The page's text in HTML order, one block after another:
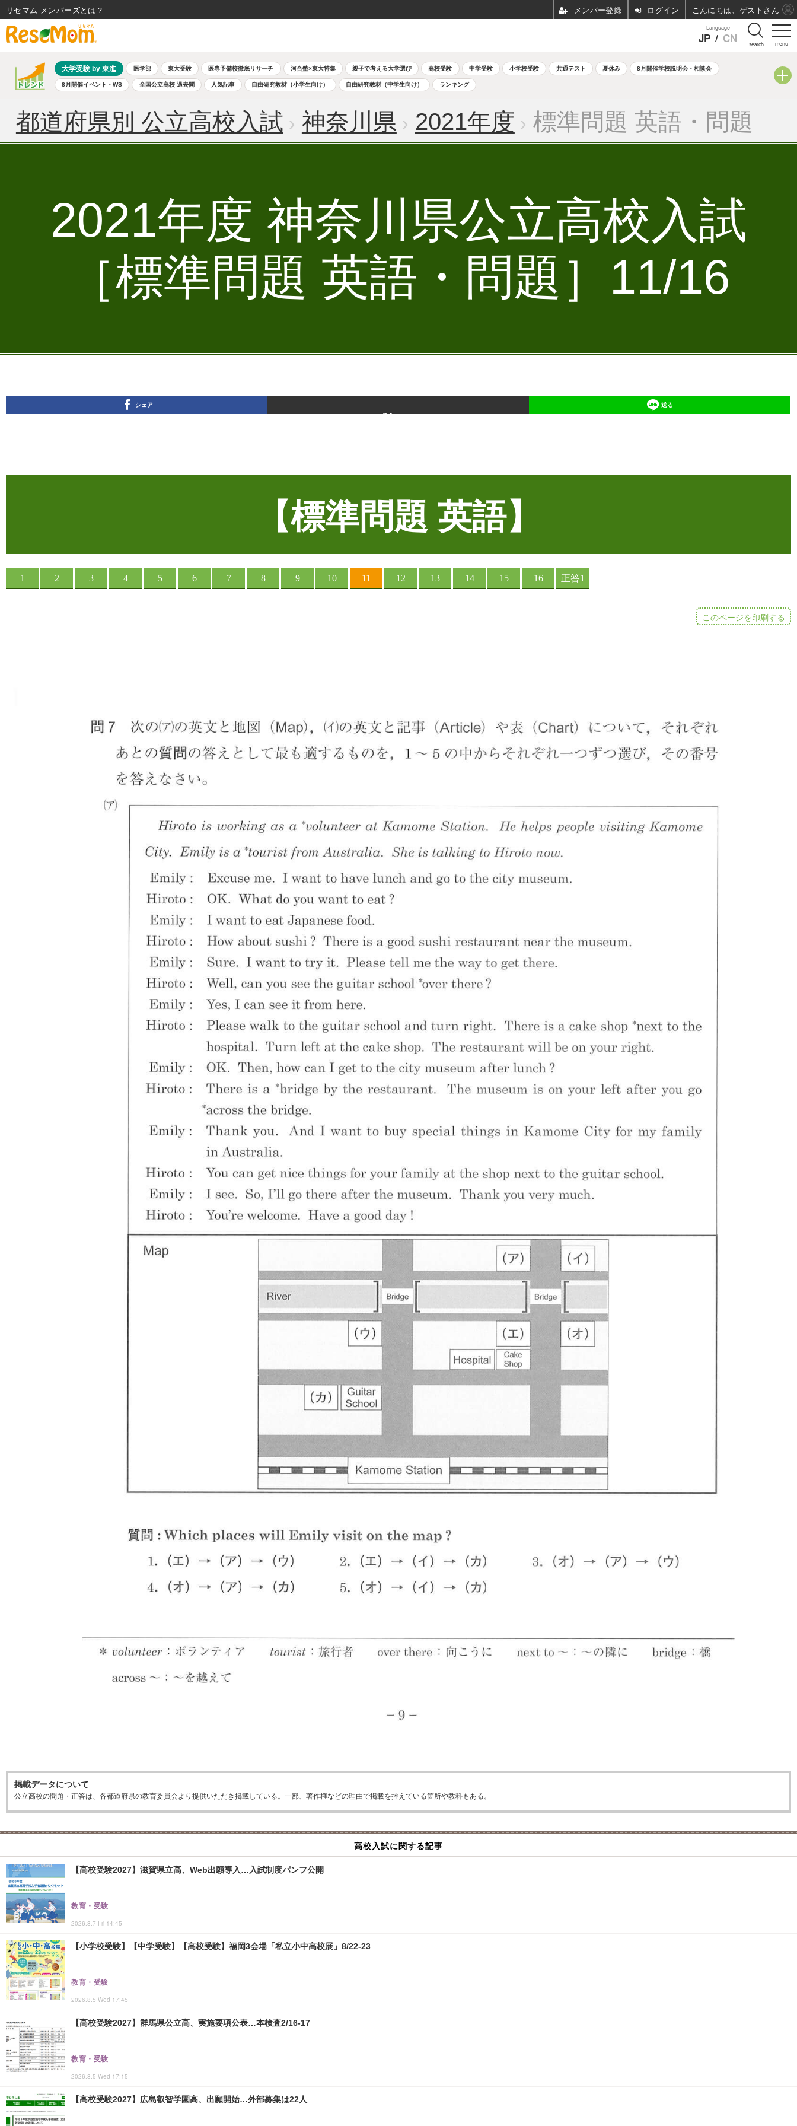
menu
Language
JP / CN search
大学受験 by 東進 医学部 東大受験 医専予備校徹底リサーチ 河合塾×東大特集 親子で考える大学選び 高校受験 中学受験 小学校受験 共通テスト 夏休み 8月開催学校説明会・相談会
8月開催イベント・WS 全国公立高校 過去問 人気記事 自由研究教材（小学生向け） 自由研究教材（中学生向け） ランキング
都道府県別 公立高校入試 神奈川県 2021年度 標準問題 英語・問題
2021年度 神奈川県公立高校入試
［標準問題 英語・問題］11/16
シェア 送る
【標準問題 英語】
このページを印刷する
掲載データについて
公立高校の問題・正答は、各都道府県の教育委員会より提供いただき掲載している。一部、著作権などの理由で掲載を控えている箇所や教科もある。
高校入試に関する記事
【高校受験2027】滋賀県立高、Web出願導入…入試制度パンフ公開
教育・受験
2026.8.7 Fri 14:45
【小学校受験】【中学受験】【高校受験】福岡3会場「私立小中高校展」8/22-23
教育・受験
2026.8.5 Wed 17:45
【高校受験2027】群馬県公立高、実施要項公表…本検査2/16-17
教育・受験
2026.8.5 Wed 17:15
【高校受験2027】広島叡智学園高、出願開始…外部募集は22人
リセマム メンバーズ ログイン こんにちは、ゲストさん